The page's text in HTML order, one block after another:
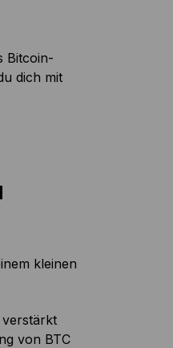
Bitcoin-
dich mit
kleinen
von BTC